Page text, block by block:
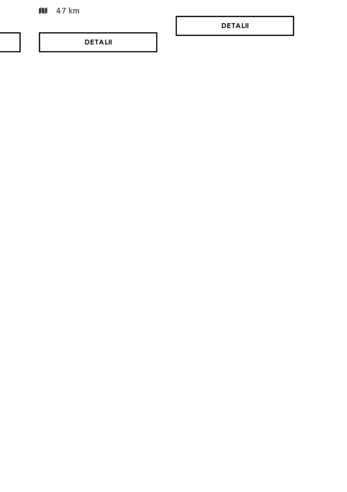
47 km
DETALII
DETALII